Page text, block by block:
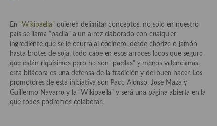
Acompañamientos
Airfryer recetas
Aderezos, salsas, vinagretas, especias, hierbas aromáticas o
aditivos
Especias, mezclas de especias
En “Wikipaella” quieren delimitar conceptos, no solo en nuestro
país se llama “paella” a un arroz elaborado con cualquier
ingrediente que se le ocurra al cocinero, desde chorizo o jamón
hasta brotes de soja, todo cabe en esos arroces locos que seguro
que están riquísimos pero no son “paellas” y menos valencianas,
esta bitácora es una defensa de la tradición y del buen hacer. Los
promotores de esta iniciativa son Paco Alonso, Jose Maza y
Guillermo Navarro y la “Wikipaella” y será una página abierta en la
que todos podremos colaborar.